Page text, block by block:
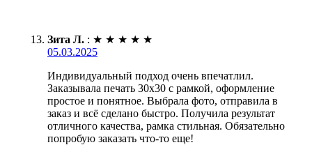
Зита Л. : ★ ★ ★ ★ ★
05.03.2025
Индивидуальный подход очень впечатлил.
Заказывала печать 30х30 с рамкой, оформление
простое и понятное. Выбрала фото, отправила в
заказ и всё сделано быстро. Получила результат
отличного качества, рамка стильная. Обязательно
попробую заказать что-то еще!